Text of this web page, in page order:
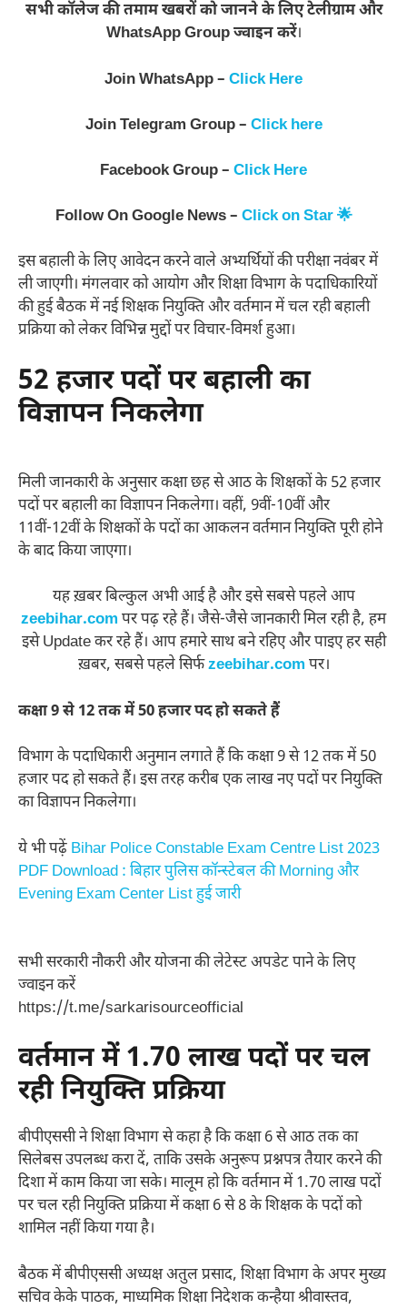
सभी कॉलेज की तमाम खबरों को जानने के लिए टेलीग्राम और
WhatsApp Group ज्वाइन करें।
Join WhatsApp – Click Here
Join Telegram Group – Click here
Facebook Group – Click Here
Follow On Google News – Click on Star 🌟
इस बहाली के लिए आवेदन करने वाले अभ्यर्थियों की परीक्षा नवंबर में
ली जाएगी। मंगलवार को आयोग और शिक्षा विभाग के पदाधिकारियों
की हुई बैठक में नई शिक्षक नियुक्ति और वर्तमान में चल रही बहाली
प्रक्रिया को लेकर विभिन्न मुद्दों पर विचार-विमर्श हुआ।
52 हजार पदों पर बहाली का
विज्ञापन निकलेगा
मिली जानकारी के अनुसार कक्षा छह से आठ के शिक्षकों के 52 हजार
पदों पर बहाली का विज्ञापन निकलेगा। वहीं, 9वीं-10वीं और
11वीं-12वीं के शिक्षकों के पदों का आकलन वर्तमान नियुक्ति पूरी होने
के बाद किया जाएगा।
यह ख़बर बिल्कुल अभी आई है और इसे सबसे पहले आप
zeebihar.com पर पढ़ रहे हैं। जैसे-जैसे जानकारी मिल रही है, हम
इसे Update कर रहे हैं। आप हमारे साथ बने रहिए और पाइए हर सही
ख़बर, सबसे पहले सिर्फzeebihar.com पर।
कक्षा 9 से 12 तक में 50 हजार पद हो सकते हैं
विभाग के पदाधिकारी अनुमान लगाते हैं कि कक्षा 9 से 12 तक में 50
हजार पद हो सकते हैं। इस तरह करीब एक लाख नए पदों पर नियुक्ति
का विज्ञापन निकलेगा।
ये भी पढ़ें Bihar Police Constable Exam Centre List 2023
PDF Download : बिहार पुलिस कॉन्स्टेबल की Morning और
Evening Exam Center List हुई जारी
सभी सरकारी नौकरी और योजना की लेटेस्ट अपडेट पाने के लिए
ज्वाइन करें
https://t.me/sarkarisourceofficial
वर्तमान में 1.70 लाख पदों पर चल
रही नियुक्ति प्रक्रिया
बीपीएससी ने शिक्षा विभाग से कहा है कि कक्षा 6 से आठ तक का
सिलेबस उपलब्ध करा दें, ताकि उसके अनुरूप प्रश्नपत्र तैयार करने की
दिशा में काम किया जा सके। मालूम हो कि वर्तमान में 1.70 लाख पदों
पर चल रही नियुक्ति प्रक्रिया में कक्षा 6 से 8 के शिक्षक के पदों को
शामिल नहीं किया गया है।
बैठक में बीपीएससी अध्यक्ष अतुल प्रसाद, शिक्षा विभाग के अपर मुख्य
सचिव केके पाठक, माध्यमिक शिक्षा निदेशक कन्हैया श्रीवास्तव,